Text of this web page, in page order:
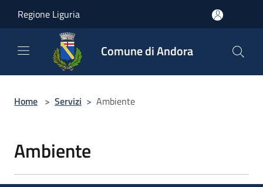
Regione Liguria
Comune di Andora
Home > Servizi > Ambiente
Ambiente